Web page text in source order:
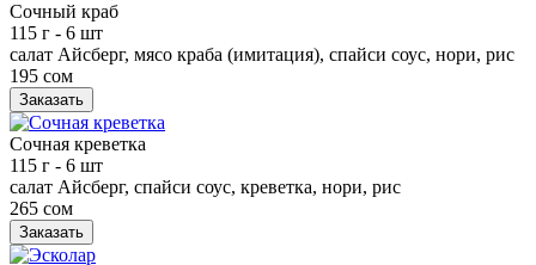
Сочный краб
115 г - 6 шт
салат Айсберг, мясо краба (имитация), спайси соус, нори, рис
195 сом
Заказать
Сочная креветка
115 г - 6 шт
салат Айсберг, спайси соус, креветка, нори, рис
265 сом
Заказать